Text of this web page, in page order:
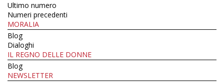
Ultimo numero
Numeri precedenti
MORALIA
Blog
Dialoghi
IL REGNO DELLE DONNE
Blog
NEWSLETTER